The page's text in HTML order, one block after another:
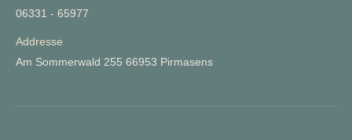
06331 - 65977
Addresse
Am Sommerwald 255 66953 Pirmasens